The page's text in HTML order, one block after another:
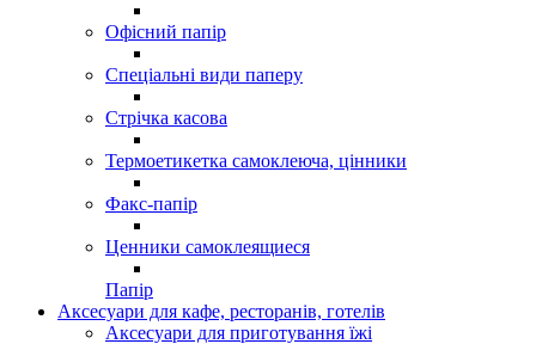
Офісний папір
Спеціальні види паперу
Стрічка касова
Термоетикетка самоклеюча, цінники
Факс-папір
Ценники самоклеящиеся
Папір
Аксесуари для кафе, ресторанів, готелів
Аксесуари для приготування їжі